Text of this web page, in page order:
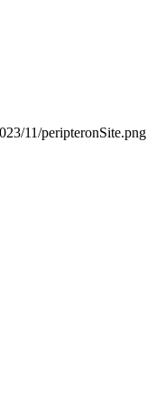
11/peripteronSite.png